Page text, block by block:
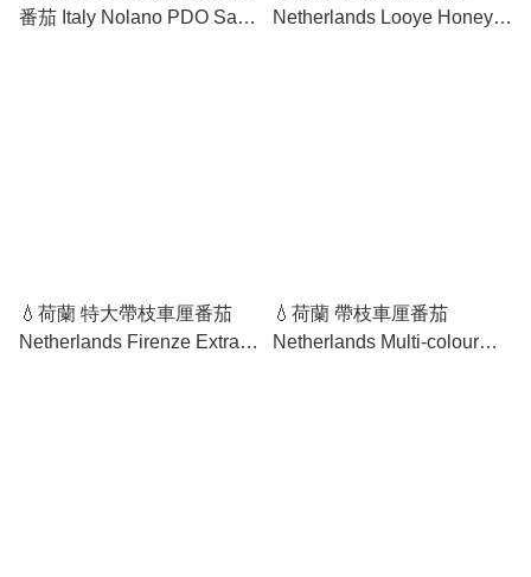
番茄 Italy Nolano PDO San
Netherlands Looye Honey
💧荷蘭 特大帶枝車厘番茄
Netherlands Firenze Extra
💧荷蘭 帶枝車厘番茄
Netherlands Multi-colour